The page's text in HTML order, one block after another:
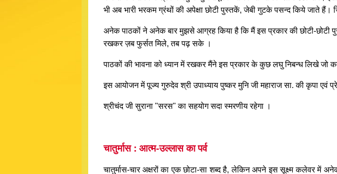
भी अब भारी भरकम ग्रंथों की अपेक्षा छोटी पुस्तकें, जेबी गुटके पसन्द किये जाते
अनेक पाठकों ने अनेक बार मुझसे आग्रह किया है कि मैं इस प्रकार की छोटी-छोटी
रखकर ज़ब फुर्सत मिले, तब पढ़ सके ।
पाठकों की भावना को ध्यान में रखकर मैंने इस प्रकार के कुछ लघु निबन्ध लिखे
इस आयोजन में पूज्य गुरुदेव श्री उपाध्याय पुष्कर मुनि जी महाराज सा. की कृपा एवं
श्रीचंद जी सुराना "सरस" का सहयोग सदा स्मरणीय रहेगा ।
चातुर्मास : आत्म-उल्लास का पर्व
चातुर्मास-चार अक्षरों का एक छोटा-सा शब्द है, लेकिन अपने इस सूक्ष्म कलेवर में